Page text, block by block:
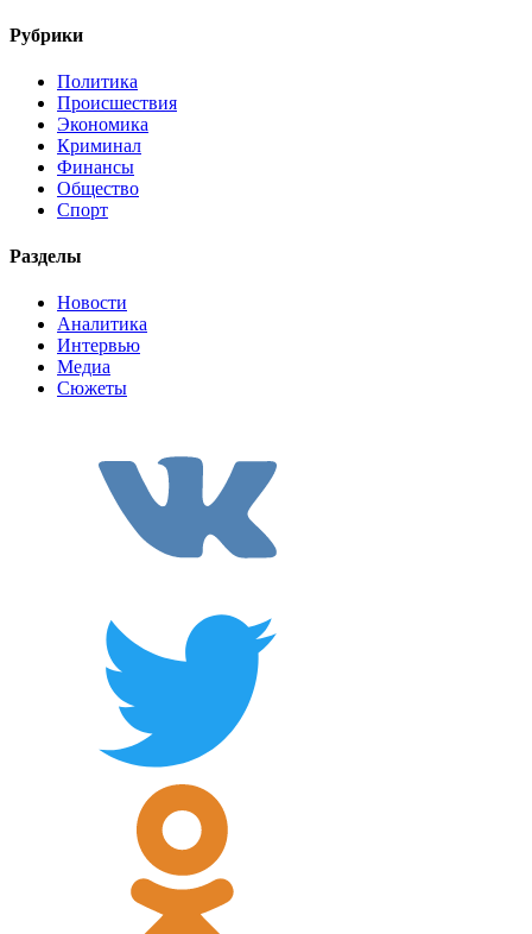
Рубрики
Политика
Происшествия
Экономика
Криминал
Финансы
Общество
Спорт
Разделы
Новости
Аналитика
Интервью
Медиа
Сюжеты